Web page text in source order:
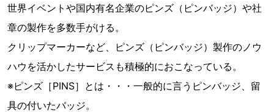
世界イベントや国内有名企業のピンズ（ピンバッジ）や社
章の製作を多数手がける。
クリップマーカーなど、ピンズ（ピンバッジ）製作のノウ
ハウを活かしたサービスも積極的におこなっている。
※ピンズ［PINS］とは・・・一般的に言うピンバッジ、留
具の付いたバッジ。